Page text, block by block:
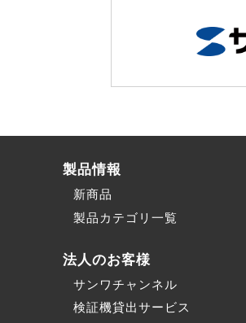
製品情報
新商品
製品カテゴリ一覧
法人のお客様
サンワチャンネル
検証機貸出サービス